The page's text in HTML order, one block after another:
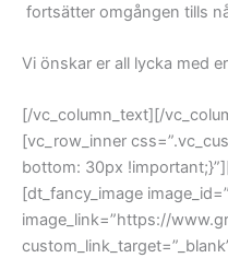
fortsätter omgången tills
Vi önskar er all lycka med
[/vc_column_text][/
[vc_row_inner
bottom: 30px
[dt_fancy_image
image_link=”https://